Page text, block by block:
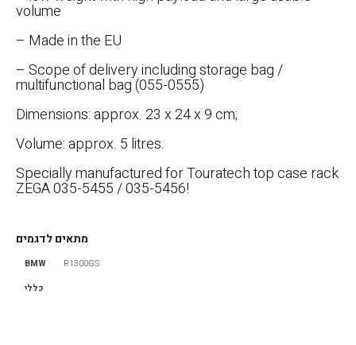
volume
– Made in the EU
– Scope of delivery including storage bag /
multifunctional bag (055-0555)
Dimensions: approx. 23 x 24 x 9 cm;
Volume: approx. 5 litres.
Specially manufactured for Touratech top case rack
ZEGA 035-5455 / 035-5456!
מתאים לדגמים
BMW
R1300GS
כללי